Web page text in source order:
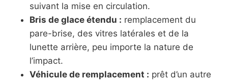
suivant la mise en circulation.
Bris de glace étendu : remplacement du
pare-brise, des vitres latérales et de la
lunette arrière, peu importe la nature de
l’impact.
Véhicule de remplacement : prêt d’un autre